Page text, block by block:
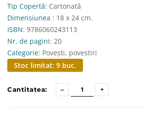
Tip Copertă: Cartonată
Dimensiunea : 18 x 24 cm.
ISBN: 9786060243113
Nr. de pagini: 20
Categorie: Povești, povestiri
Stoc limitat: 9 buc.
Cantitatea: